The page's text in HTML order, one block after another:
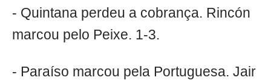
- Quintana perdeu a cobrança. Rincón
marcou pelo Peixe. 1-3.
- Paraíso marcou pela Portuguesa. Jair